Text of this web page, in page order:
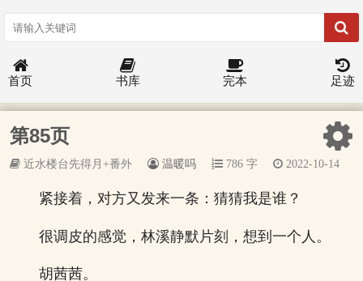
首页 书库 完本 足迹
第85页
近水楼台先得月+番外 温暖吗 786 字 2022-10-14
紧接着，对方又发来一条：猜猜我是谁？
很调皮的感觉，林溪静默片刻，想到一个人。
胡茜茜。